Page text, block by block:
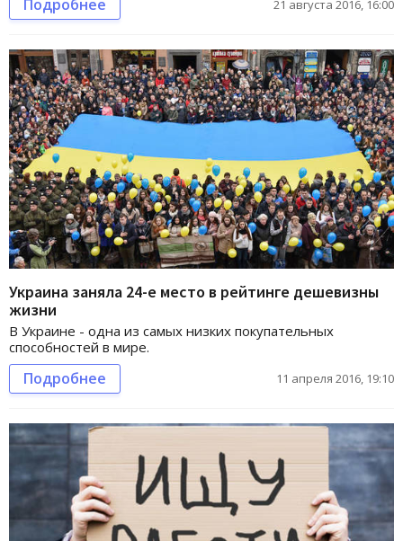
Подробнее 21 августа 2016, 16:00
Украина заняла 24-е место в рейтинге дешевизны
жизни
В Украине - одна из самых низких покупательных
способностей в мире.
Подробнее 11 апреля 2016, 19:10